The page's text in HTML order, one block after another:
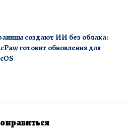
создают ИИ без облака:
готовит обновления для